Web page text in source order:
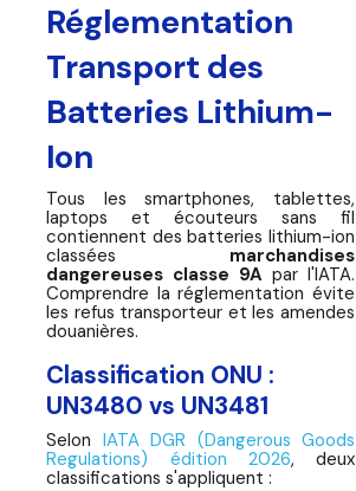
Réglementation
Transport des
Batteries Lithium-
Ion
Tous les smartphones, tablettes,
laptops et écouteurs sans fil
contiennent des batteries lithium-ion
classées marchandises
dangereuses classe 9A par l'IATA.
Comprendre la réglementation évite
les refus transporteur et les amendes
douanières.
Classification ONU :
UN3480 vs UN3481
Selon IATA DGR (Dangerous Goods
Regulations) édition 2026, deux
classifications s'appliquent :